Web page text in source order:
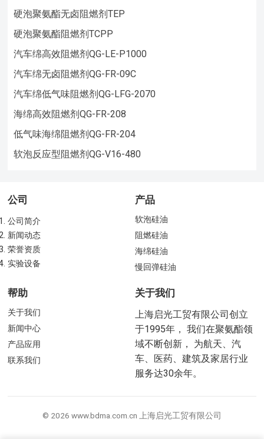
硬泡聚氨酯无卤阻燃剂TEP
硬泡聚氨酯阻燃剂TCPP
汽车绵高效阻燃剂QG-LE-P1000
汽车绵无卤阻燃剂QG-FR-09C
汽车绵低气味阻燃剂QG-LFG-2070
海绵高效阻燃剂QG-FR-208
低气味海绵阻燃剂QG-FR-204
软泡反应型阻燃剂QG-V16-480
公司
公司简介
新闻动态
荣誉资质
实验设备
产品
软泡硅油
阻燃硅油
海绵硅油
慢回弹硅油
帮助
关于我们
新闻中心
产品应用
联系我们
关于我们
上海启光工贸有限公司创立
于1995年， 我们在聚氨酯领
域不断创新， 为航天、汽
车、医药、建筑及家居行业
服务达30余年。
© 2026 www.bdma.com.cn 上海启光工贸有限公司